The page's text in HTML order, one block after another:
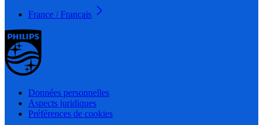
France / Français
Données personnelles
Aspects juridiques
Préférences de cookies